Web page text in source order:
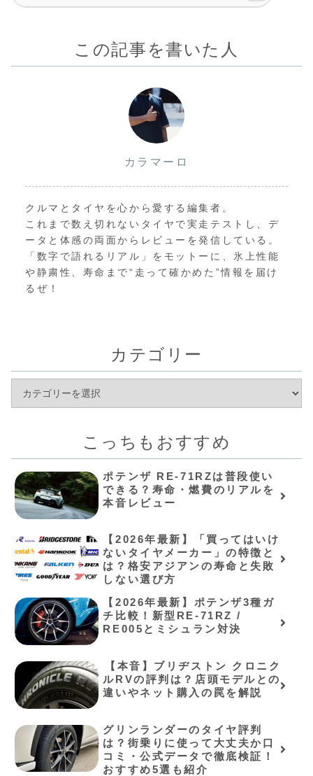
この記事を書いた人
カラマーロ
クルマとタイヤを心から愛する編集者。
これまで数え切れないタイヤで実走テストし、デ
ータと体感の両面からレビューを発信している。
「数字で語れるリアル」をモットーに、氷上性能
や静粛性、寿命まで“走って確かめた”情報を届け
るぜ！
カテゴリー
こっちもおすすめ
ポテンザ RE-71RZは普段使い
できる？寿命・燃費のリアルを
本音レビュー
【2026年最新】「買ってはいけ
ないタイヤメーカー」の特徴と
は？格安アジアンの寿命と失敗
しない選び方
【2026年最新】ポテンザ3種ガ
チ比較！新型RE-71RZ /
RE005とミシュラン対決
⁠【本音】ブリヂストン クロニク
ルRVの評判は？店頭モデルとの
違いやネット購入の罠を解説⁠
グリンランダーのタイヤ評判
は？街乗りに使って大丈夫か口
コミ・公式データで徹底検証！
おすすめ5選も紹介